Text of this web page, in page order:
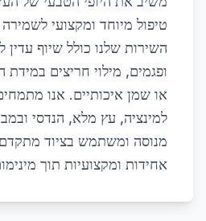
טיפול מיוחד ומקצועי
השירות שלנו כולל שיוף
ופגמים, מילוי חריצים במידת
או שמן איכותיים. אנו
למינציה, עץ מלא, הנדסי
מנוסה ומשתמש בציוד
אחידות ומקצועיות תוך